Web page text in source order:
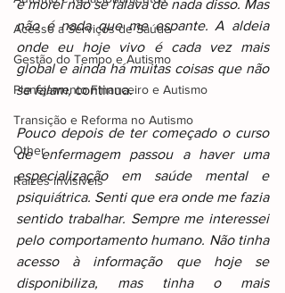
Acesso a Serviços de Saúde
Gestão do Tempo e Autismo
Planejamento Financeiro e Autismo
Transição e Reforma no Autismo
Other
Raizes invisiveis
e morei não se falava de nada disso. Mas
não é nada que me espante. A aldeia
onde eu hoje vivo é cada vez mais
global e ainda há muitas coisas que não
se falam, continua.
Pouco depois de ter começado o curso
de enfermagem passou a haver uma
especialização em saúde mental e
psiquiátrica. Senti que era onde me fazia
sentido trabalhar. Sempre me interessei
pelo comportamento humano. Não tinha
acesso à informação que hoje se
disponibiliza, mas tinha o mais